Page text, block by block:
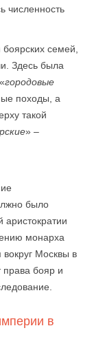
численность
семей,
Здесь была
городовые
походы, а
такой
» –
было
аристократии
монарха
Москвы в
права бояр и
в